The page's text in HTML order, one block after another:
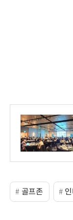
골프존